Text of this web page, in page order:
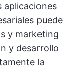
aplicaciones
puede
y marketing
y desarrollo
la